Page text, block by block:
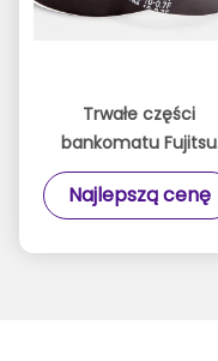
Trwałe części
bankomatu Fujitsu
Silny materiał do
bankomatu na stacji
Najlepszą cenę